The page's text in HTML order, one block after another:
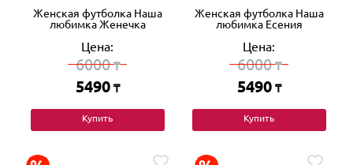
Женская футболка Наша
любимка Женечка
Цена:
6000₸
5490 ₸
Купить
Женская футболка Наша
любимка Есения
Цена:
6000₸
5490 ₸
Купить